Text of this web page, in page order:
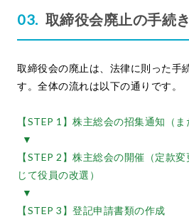
取締役会廃止の手続
取締役会の廃止は、法律に則った手
す。全体の流れは以下の通りです。
【STEP 1】株主総会の招集通知（ま
▼
【STEP 2】株主総会の開催（定款
じて役員の改選）
▼
【STEP 3】登記申請書類の作成